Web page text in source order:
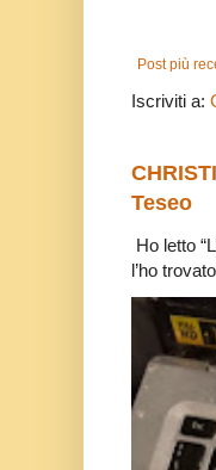
Post più
Iscriviti a:
Teseo
Ho letto
l’ho